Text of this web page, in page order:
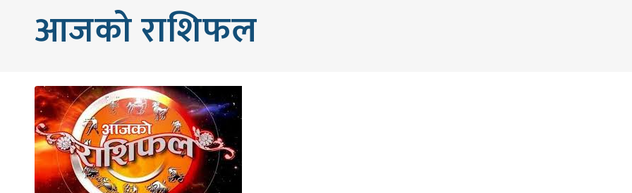
आजको राशिफल